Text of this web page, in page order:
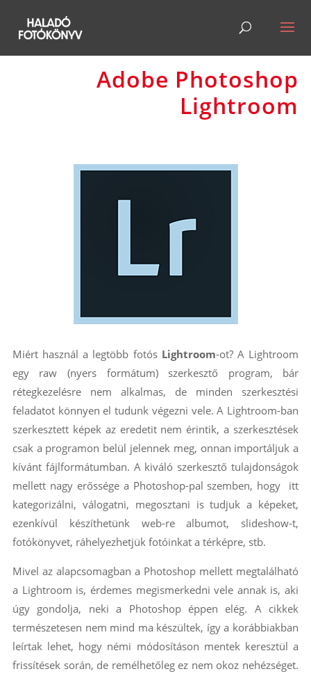
Adobe Photoshop
Lightroom
Miért használ a legtöbb fotós Lightroom-ot? A Lightroom
egy raw (nyers formátum) szerkesztő program, bár
rétegkezelésre nem alkalmas, de minden szerkesztési
feladatot könnyen el tudunk végezni vele. A Lightroom-ban
szerkesztett képek az eredetit nem érintik, a szerkesztések
csak a programon belül jelennek meg, onnan importáljuk a
kívánt fájlformátumban. A kiváló szerkesztő tulajdonságok
mellett nagy erőssége a Photoshop-pal szemben, hogy itt
kategorizálni, válogatni, megosztani is tudjuk a képeket,
ezenkívül készíthetünk web-re albumot, slideshow-t,
fotókönyvet, ráhelyezhetjük fotóinkat a térképre, stb.
Mivel az alapcsomagban a Photoshop mellett megtalálható
a Lightroom is, érdemes megismerkedni vele annak is, aki
úgy gondolja, neki a Photoshop éppen elég. A cikkek
természetesen nem mind ma készültek, így a korábbiakban
leírtak lehet, hogy némi módosításon mentek keresztül a
frissítések során, de remélhetőleg ez nem okoz nehézséget.